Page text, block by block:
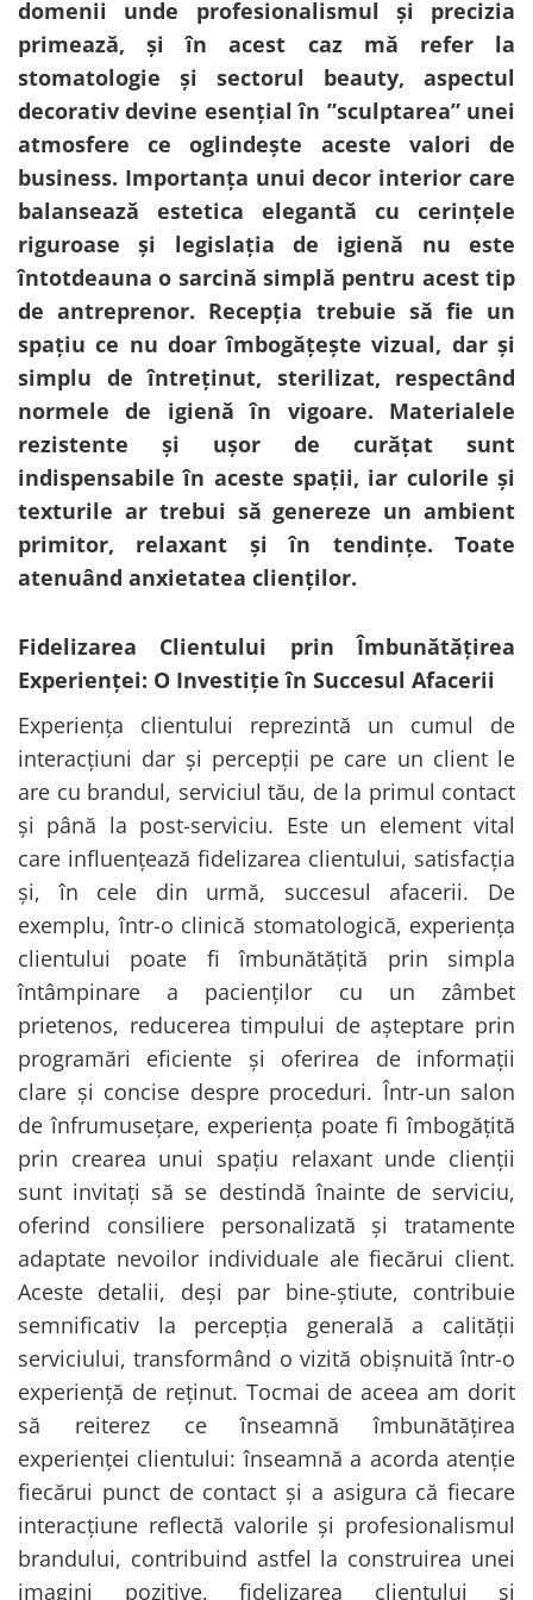
Iasomie
Margarete
Wisteria
Capete flori
Cap minirosa
Cap orhidee phalaenopsis
Crengi decorative
Ghirlande
Copaci si Plante
Flori artificiale la ghiveci
Verdeata decorativa
Petrecere fetite
Petrecere Baieti
Petrecere Adulti
domenii unde profesionalismul și precizia
primează, și în acest caz mă refer la
stomatologie și sectorul beauty, aspectul
decorativ devine esențial în ”sculptarea” unei
atmosfere ce oglindește aceste valori de
business. Importanța unui decor interior care
balansează estetica elegantă cu cerințele
riguroase și legislația de igienă nu este
întotdeauna o sarcină simplă pentru acest tip
de antreprenor. Recepția trebuie să fie un
spațiu ce nu doar îmbogățește vizual, dar și
simplu de întreținut, sterilizat, respectând
normele de igienă în vigoare. Materialele
rezistente și ușor de curățat sunt
indispensabile în aceste spații, iar culorile și
texturile ar trebui să genereze un ambient
primitor, relaxant și în tendințe. Toate
atenuând anxietatea clienților.
Fidelizarea Clientului prin Îmbunătățirea
Experienței: O Investiție în Succesul Afacerii
Experiența clientului reprezintă un cumul de
interacțiuni dar și percepții pe care un client le
are cu brandul, serviciul tău, de la primul contact
și până la post-serviciu. Este un element vital
care influențează fidelizarea clientului, satisfacția
și, în cele din urmă, succesul afacerii. De
exemplu, într-o clinică stomatologică, experiența
clientului poate fi îmbunătățită prin simpla
întâmpinare a pacienților cu un zâmbet
prietenos, reducerea timpului de așteptare prin
programări eficiente și oferirea de informații
clare și concise despre proceduri. Într-un salon
de înfrumusețare, experiența poate fi îmbogățită
prin crearea unui spațiu relaxant unde clienții
sunt invitați să se destindă înainte de serviciu,
oferind consiliere personalizată și tratamente
adaptate nevoilor individuale ale fiecărui client.
Aceste detalii, deși par bine-știute, contribuie
semnificativ la percepția generală a calității
serviciului, transformând o vizită obișnuită într-o
experiență de reținut. Tocmai de aceea am dorit
să reiterez ce înseamnă îmbunătățirea
experienței clientului: înseamnă a acorda atenție
fiecărui punct de contact și a asigura că fiecare
interacțiune reflectă valorile și profesionalismul
brandului, contribuind astfel la construirea unei
imagini pozitive, fidelizarea clientului și